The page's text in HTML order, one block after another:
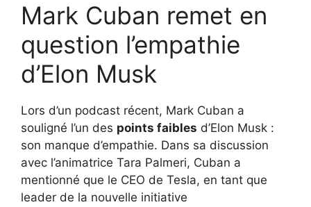
Mark Cuban remet en
question l’empathie
d’Elon Musk
Lors d’un podcast récent, Mark Cuban a
souligné l’un des points faibles d’Elon Musk :
son manque d’empathie. Dans sa discussion
avec l’animatrice Tara Palmeri, Cuban a
mentionné que le CEO de Tesla, en tant que
leader de la nouvelle initiative